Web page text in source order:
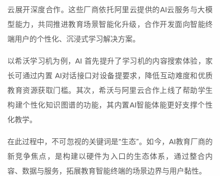
云展开深度合作。这些厂商依托阿里云提供的AI云服务与大模
型能力，共同推进教育场景智能化升级，合作开发面向智能终
端用户的个性化、沉浸式学习解决方案。
以希沃学习机为例，AI 首先提升了学习机的内容搜索体验，家
长可通过内置 AI对话接口对设备提要求，降低互动难度和优质
教育资源获取门槛。其次，希沃与阿里云合作上线了帮助学生
构建个性化知识图谱的功能，其内置AI智能体能更好支撑个性
化教学。
在此过程中，不可忽视的关键词是“生态”。如今，AI教育厂商的
新竞争焦点，是构建以硬件为入口的生态体系，通过整合内
容、数据与服务，拓展教育智能终端的场景边界与用户黏性。